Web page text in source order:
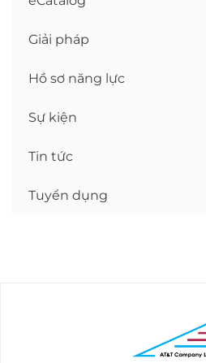
Giải pháp
Hồ sơ năng lực
Sự kiện
Tin tức
Tuyển dụng